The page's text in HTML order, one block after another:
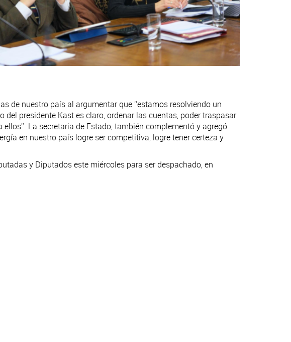
de nuestro país al argumentar que “estamos resolviendo un
presidente Kast es claro, ordenar las cuentas, poder traspasar
La secretaria de Estado, también complementó y agregó
en nuestro país logre ser competitiva, logre tener certeza y
y Diputados este miércoles para ser despachado, en